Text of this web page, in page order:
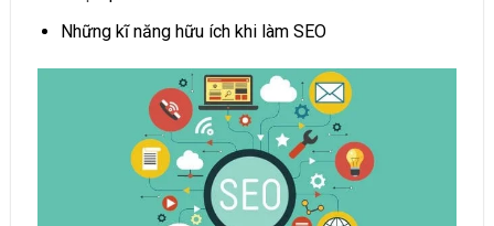
Những kĩ năng hữu ích khi làm SEO